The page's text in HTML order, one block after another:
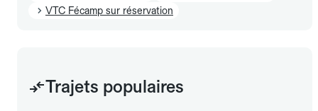
VTC Fécamp sur réservation
Trajets populaires